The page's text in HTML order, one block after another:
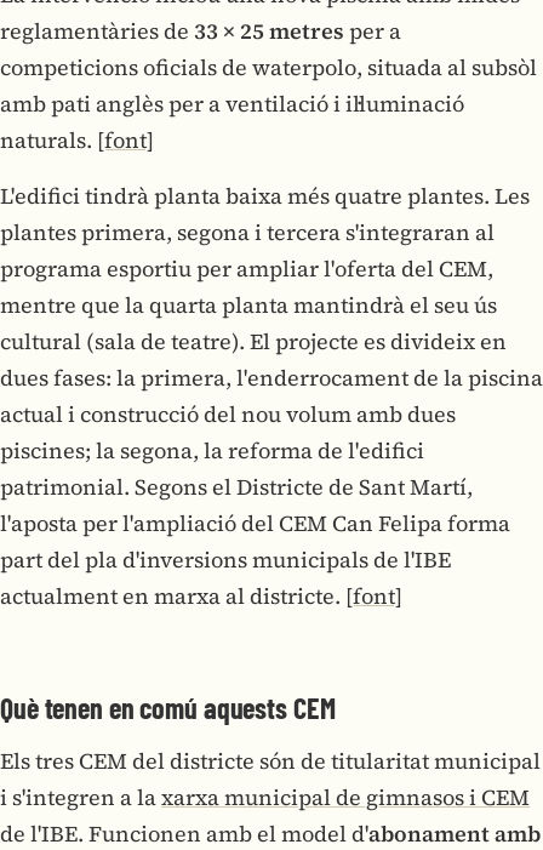
reglamentàries de 33 × 25 metres per a
competicions oficials de waterpolo, situada al subsòl
amb pati anglès per a ventilació i il·luminació
naturals. [font]
L'edifici tindrà planta baixa més quatre plantes. Les
plantes primera, segona i tercera s'integraran al
programa esportiu per ampliar l'oferta del CEM,
mentre que la quarta planta mantindrà el seu ús
cultural (sala de teatre). El projecte es divideix en
dues fases: la primera, l'enderrocament de la piscina
actual i construcció del nou volum amb dues
piscines; la segona, la reforma de l'edifici
patrimonial. Segons el Districte de Sant Martí,
l'aposta per l'ampliació del CEM Can Felipa forma
part del pla d'inversions municipals de l'IBE
actualment en marxa al districte. [font]
Què tenen en comú aquests CEM
Els tres CEM del districte són de titularitat municipal
i s'integren a laxarxa municipal de gimnasos i CEM
de l'IBE. Funcionen amb el model d'abonament amb